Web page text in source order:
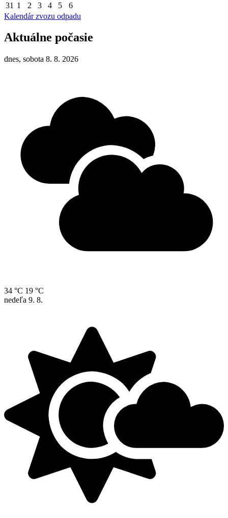
31 1 2 3 4 5
6
Kalendár zvozu odpadu
Aktuálne počasie
dnes, sobota 8. 8. 2026
34 °C 19 °C
nedeľa 9. 8.